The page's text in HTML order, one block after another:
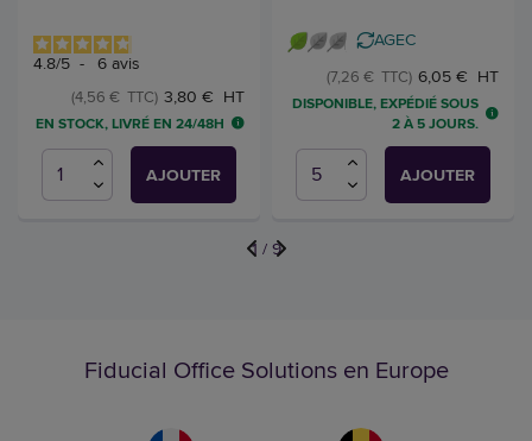
4.8/5 - 6 avis
3,80 € HT
(4,56 € TTC)
EN STOCK, LIVRÉ EN 24/48H
AJOUTER
AGEC
6,05 € HT
(7,26 € TTC)
DISPONIBLE, EXPÉDIÉ SOUS
2 À 5 JOURS.
AJOUTER
1 / 9
Fiducial Office Solutions en Europe